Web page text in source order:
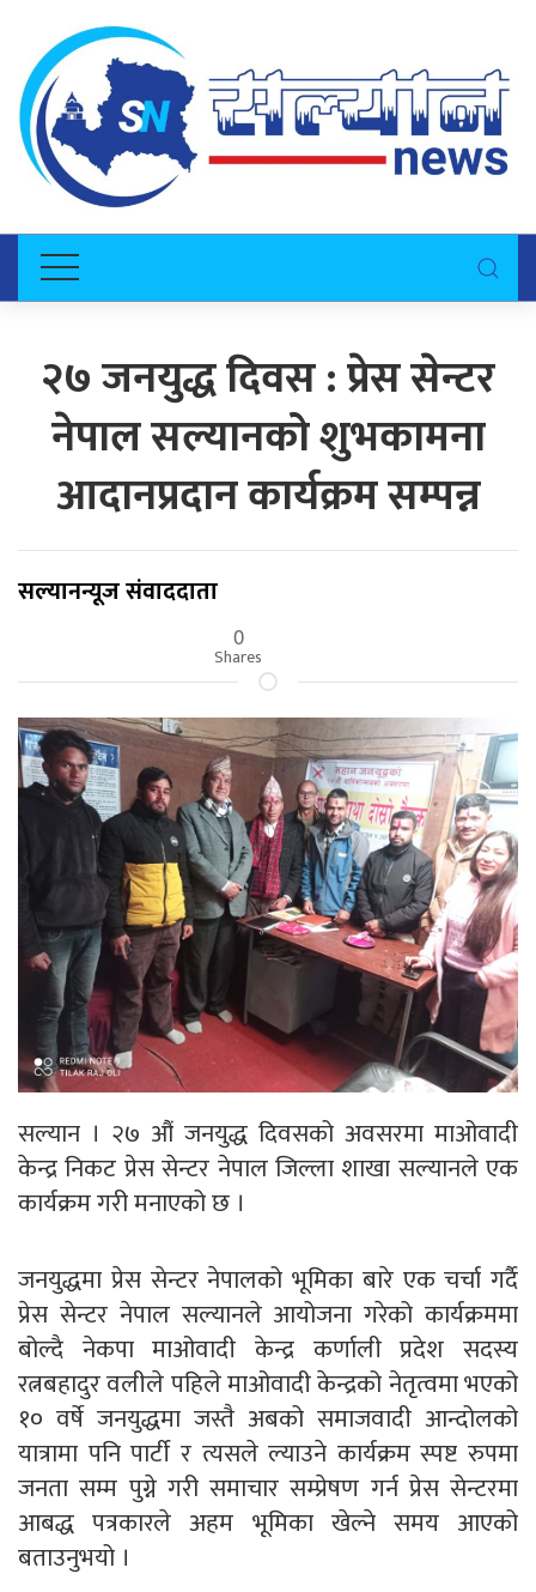
२७ जनयुद्ध दिवस : प्रेस सेन्टर
नेपाल सल्यानको शुभकामना
आदानप्रदान कार्यक्रम सम्पन्न
सल्यानन्यूज संवाददाता
0
Shares
सल्यान । २७ औं जनयुद्ध दिवसको अवसरमा माओवादी
केन्द्र निकट प्रेस सेन्टर नेपाल जिल्ला शाखा सल्यानले एक
कार्यक्रम गरी मनाएको छ ।
जनयुद्धमा प्रेस सेन्टर नेपालको भूमिका बारे एक चर्चा गर्दै
प्रेस सेन्टर नेपाल सल्यानले आयोजना गरेको कार्यक्रममा
बोल्दै नेकपा माओवादी केन्द्र कर्णाली प्रदेश सदस्य
रत्नबहादुर वलीले पहिले माओवादी केन्द्रको नेतृत्वमा भएको
१० वर्षे जनयुद्धमा जस्तै अबको समाजवादी आन्दोलको
यात्रामा पनि पार्टी र त्यसले ल्याउने कार्यक्रम स्पष्ट रुपमा
जनता सम्म पुग्ने गरी समाचार सम्प्रेषण गर्न प्रेस सेन्टरमा
आबद्ध पत्रकारले अहम भूमिका खेल्ने समय आएको
बताउनुभयो ।